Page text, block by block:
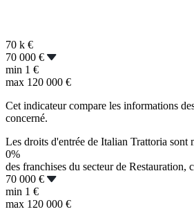
70 k €
70 000 €
min 1 €
max 120 000 €
Cet indicateur compare les informations
concerné.
Les droits d'entrée de Italian Trattoria sont
0%
des franchises du secteur de Restauration,
70 000 €
min 1 €
max 120 000 €